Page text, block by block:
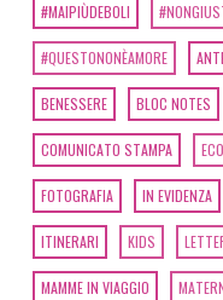
#MAIPIÙDEBOLI
#QUESTONONÈAMORE
BENESSERE BLOC NOTES
COMUNICATO STAMPA ECO
FOTOGRAFIA IN EVIDENZA
ITINERARI KIDS
MAMME IN VIAGGIO